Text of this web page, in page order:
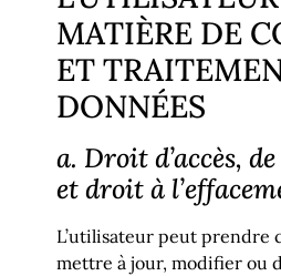
MATIÈRE DE
ET
DONNÉES
a. Droit d’accès,
et droit à
L’utilisateur peut prendre
mettre à jour, modifier ou